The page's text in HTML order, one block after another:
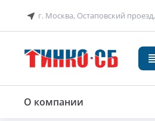
г. Москва, Остаповский проезд,
О компании